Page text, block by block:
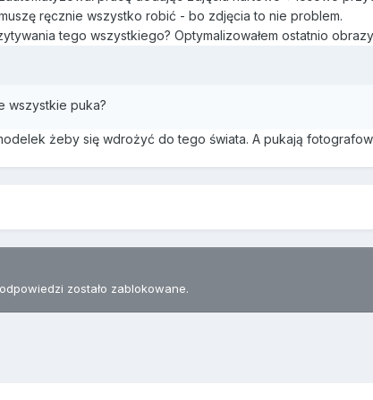
ręcznie wszystko robić - bo zdjęcia to nie problem.
tego wszystkiego? Optymalizowałem ostatnio
wszystkie puka?
żeby się wdrożyć do tego świata. A pukają
zostało zablokowane.